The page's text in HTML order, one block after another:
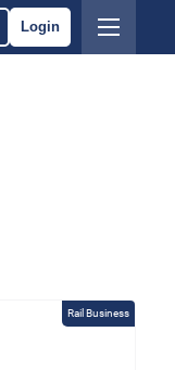
Login
Rail Business